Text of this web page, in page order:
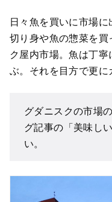
日々魚を買いに市場
切り身や魚の惣菜を
ク屋内市場。魚は丁
ぶ。それを目方で更に
グダニスクの市場
グ記事の「美味し
い。